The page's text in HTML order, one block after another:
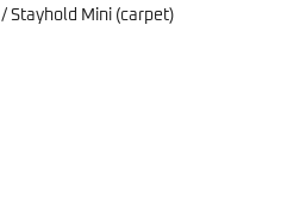
/ Stayhold Mini (carpet)